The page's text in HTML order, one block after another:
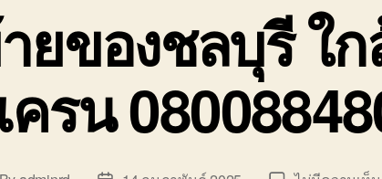
ยของชลบุรี ใ
ครน